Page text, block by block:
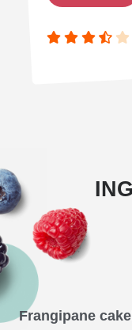
Frangipane